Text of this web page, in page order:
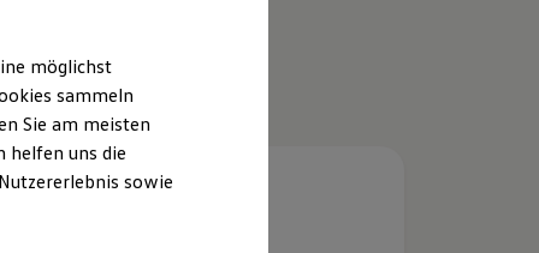
möglichst
sammeln
Sie am meisten
helfen uns die
sowie